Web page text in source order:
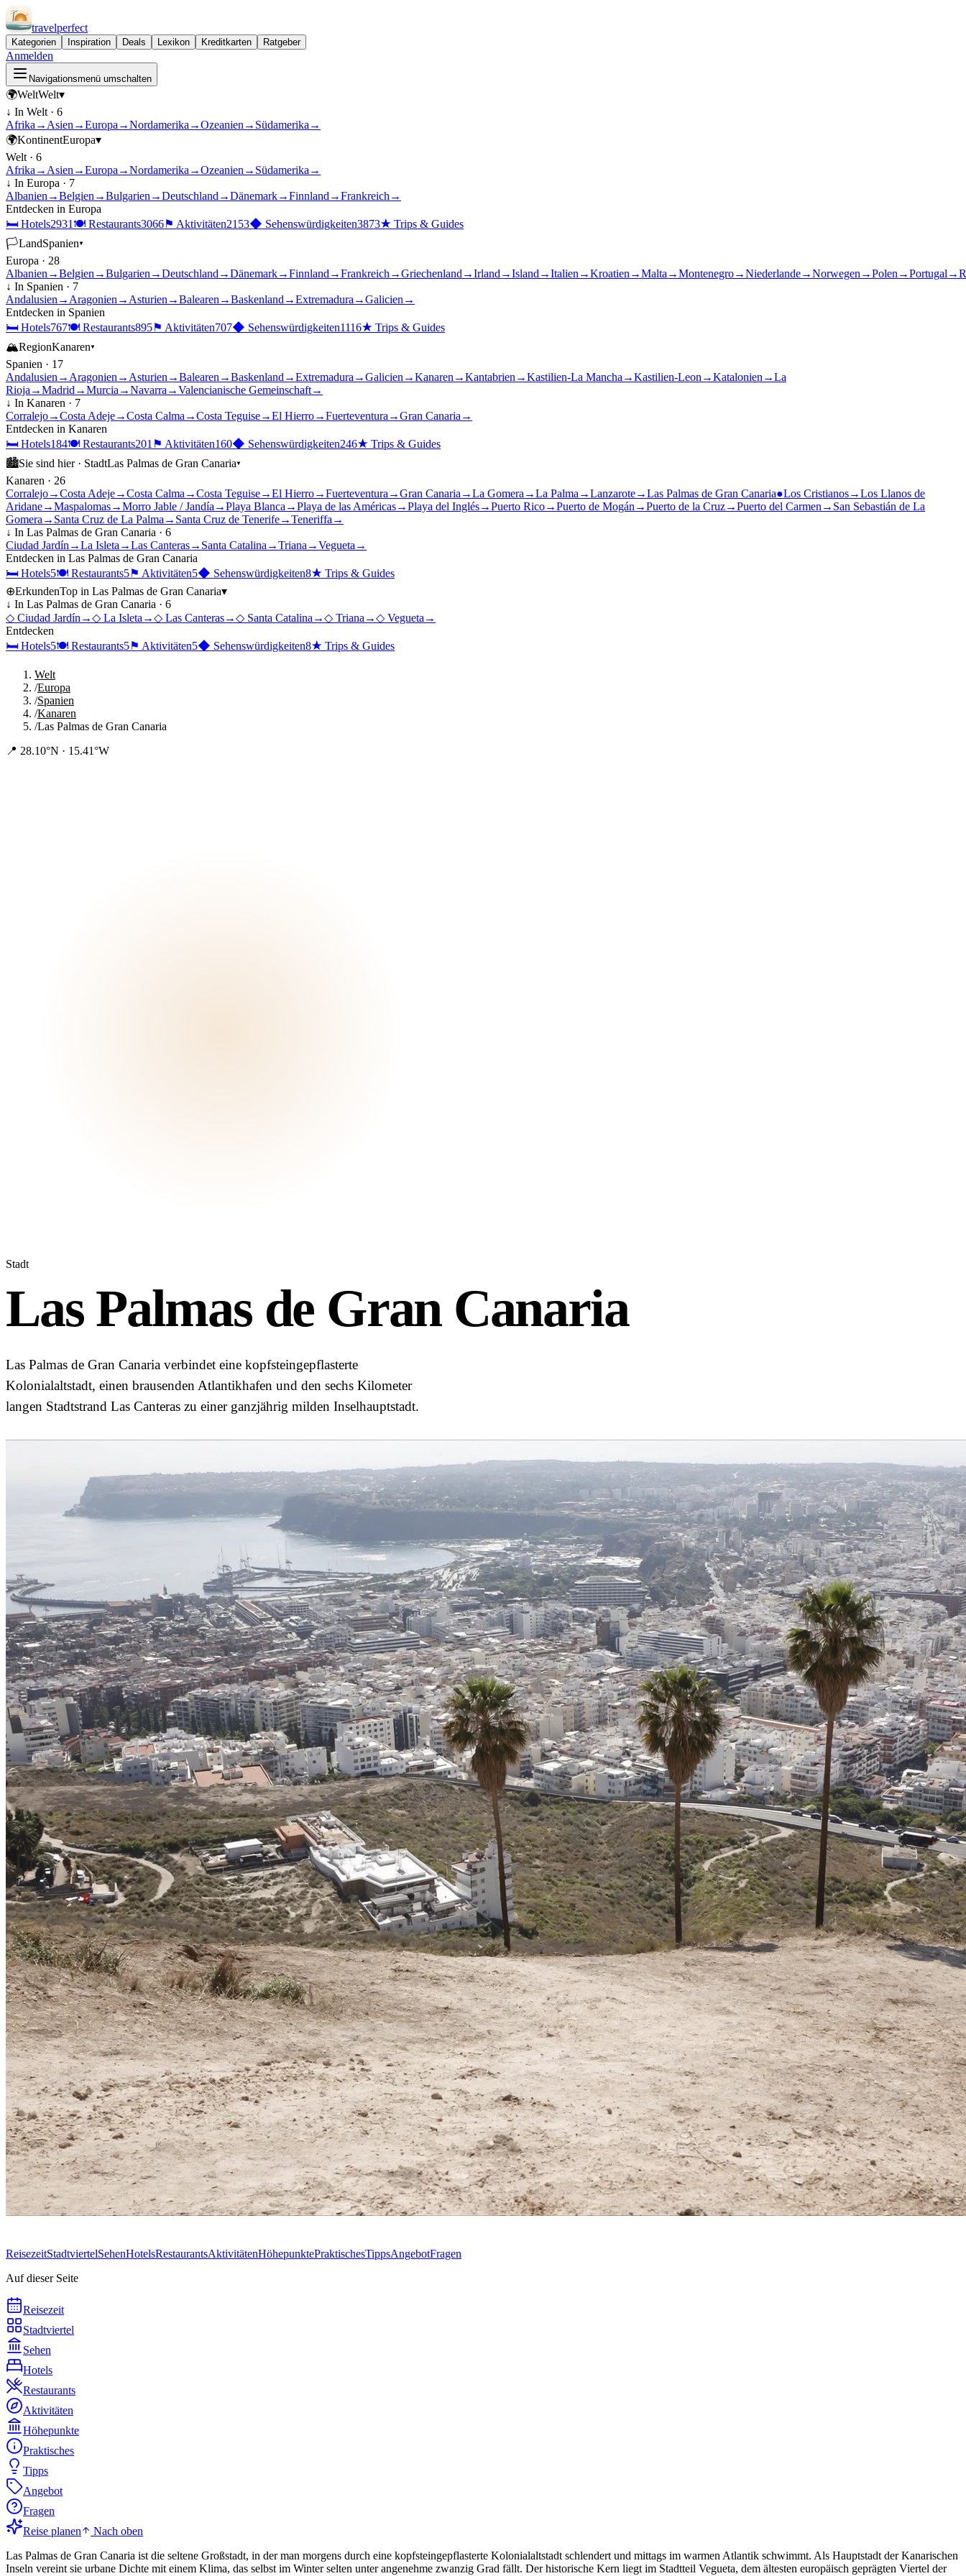
travelperfect
Kategorien Inspiration Deals Lexikon Kreditkarten Ratgeber
Anmelden
Navigationsmenü umschalten
🌍WeltWelt▾
↓ In Welt · 6
Afrika → Asien →Europa →Nordamerika →Ozeanien → Südamerika →
🌍KontinentEuropa▾
Welt · 6
Afrika → Asien →Europa →Nordamerika →Ozeanien → Südamerika →
↓ In Europa · 7
Albanien →Belgien →Bulgarien →Deutschland →Dänemark→Finnland →Frankreich →
Entdecken in Europa
🛏 Hotels2931 🍽 Restaurants3066⚑ Aktivitäten2153◆ Sehenswürdigkeiten3873★ Trips & Guides
🏳LandSpanien▾
Europa · 28
Albanien →Belgien →Bulgarien →Deutschland →Dänemark→Finnland →Frankreich →Griechenland →Irland →Island →Italien →Kroatien →Malta →Montenegro→Niederlande→Norwegen →Polen →Portugal →
↓ In Spanien · 7
Andalusien → Aragonien → Asturien →Balearen →Baskenland →Extremadura →Galicien →
Entdecken in Spanien
🛏 Hotels767🍽 Restaurants895⚑ Aktivitäten707◆ Sehenswürdigkeiten1116★ Trips & Guides
🏔RegionKanaren▾
Spanien · 17
Andalusien → Aragonien → Asturien →Balearen →Baskenland →Extremadura →Galicien →Kanaren →Kantabrien →Kastilien-La Mancha →Kastilien-Leon →Katalonien →La
Rioja →Madrid →Murcia →Navarra →Valencianische Gemeinschaft→
↓ In Kanaren · 7
Corralejo→Costa Adeje→Costa Calma →Costa Teguise→El Hierro→Fuerteventura →Gran Canaria →
Entdecken in Kanaren
🛏 Hotels184🍽 Restaurants201 ⚑ Aktivitäten160◆ Sehenswürdigkeiten246★ Trips & Guides
🏙Sie sind hier · StadtLas Palmas de Gran Canaria▾
Kanaren · 26
Corralejo→Costa Adeje→Costa Calma →Costa Teguise→El Hierro→Fuerteventura →Gran Canaria →La Gomera →La Palma →Lanzarote→Las Palmas de Gran Canaria●Los Cristianos→Los Llanos de
Aridane→Maspalomas→Morro Jable / Jandía →Playa Blanca →Playa de las Américas→Playa del Inglés→Puerto Rico→Puerto de Mogán →Puerto de la Cruz→Puerto del Carmen → San Sebastián de La
Gomera → Santa Cruz de La Palma → Santa Cruz de Tenerife→Teneriffa →
↓ In Las Palmas de Gran Canaria · 6
Ciudad Jardín →La Isleta →Las Canteras→ Santa Catalina →Triana →Vegueta →
Entdecken in Las Palmas de Gran Canaria
🛏 Hotels5🍽 Restaurants5⚑ Aktivitäten5◆ Sehenswürdigkeiten8★ Trips & Guides
⊕ErkundenTop in Las Palmas de Gran Canaria▾
↓ In Las Palmas de Gran Canaria · 6
◇ Ciudad Jardín →◇ La Isleta →◇ Las Canteras→◇ Santa Catalina →◇ Triana →◇ Vegueta →
Entdecken
🛏 Hotels5🍽 Restaurants5⚑ Aktivitäten5◆ Sehenswürdigkeiten8★ Trips & Guides
Welt
/Europa
/Spanien
/Kanaren
/Las Palmas de Gran Canaria
📍 28.10°N · 15.41°W
Stadt
Las Palmas de Gran Canaria
Las Palmas de Gran Canaria verbindet eine kopfsteingepflasterte
Kolonialaltstadt, einen brausenden Atlantikhafen und den sechs Kilometer
langen Stadtstrand Las Canteras zu einer ganzjährig milden Inselhauptstadt.
ReisezeitStadtviertelSehenHotelsRestaurantsAktivitätenHöhepunktePraktischesTippsAngebotFragen
Auf dieser Seite
Reisezeit
Stadtviertel
Sehen
Hotels
Restaurants
Aktivitäten
Höhepunkte
Praktisches
Tipps
Angebot
Fragen
Reise planen
Nach oben
Las Palmas de Gran Canaria ist die seltene Großstadt, in der man morgens durch eine kopfsteingepflasterte Kolonialaltstadt schlendert und mittags im warmen Atlantik schwimmt. Als Hauptstadt der Kanarischen
Inseln vereint sie urbane Dichte mit einem Klima, das selbst im Winter selten unter angenehme zwanzig Grad fällt. Der historische Kern liegt im Stadtteil Vegueta, dem ältesten europäisch geprägten Viertel der